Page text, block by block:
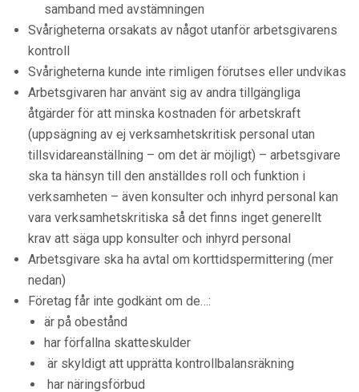
samband med avstämningen
Svårigheterna orsakats av något utanför arbetsgivarens
kontroll
Svårigheterna kunde inte rimligen förutses eller undvikas
Arbetsgivaren har använt sig av andra tillgängliga
åtgärder för att minska kostnaden för arbetskraft
(uppsägning av ej verksamhetskritisk personal utan
tillsvidareanställning – om det är möjligt) – arbetsgivare
ska ta hänsyn till den anställdes roll och funktion i
verksamheten – även konsulter och inhyrd personal kan
vara verksamhetskritiska så det finns inget generellt
krav att säga upp konsulter och inhyrd personal
Arbetsgivare ska ha avtal om korttidspermittering (mer
nedan)
Företag får inte godkänt om de…:
är på obestånd
har förfallna skatteskulder
är skyldigt att upprätta kontrollbalansräkning
har näringsförbud